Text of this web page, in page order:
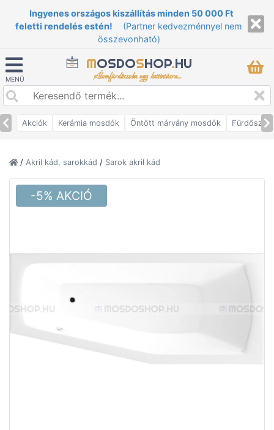
Ingyenes országos kiszállítás minden 50 000 Ft
feletti rendelés estén!
(Partner kedvezménnyel nem
összevonható)
MENÜ
MOSDOSHOP.HU
Álomfürdőszoba egy kattintásra...
Akciók Kerámia mosdók Öntött márvány mosdók
/ Akril kád, sarokkád / Sarok akril kád
-5% AKCIÓ